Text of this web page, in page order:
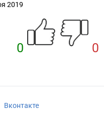
2019
0 0
Вконтакте